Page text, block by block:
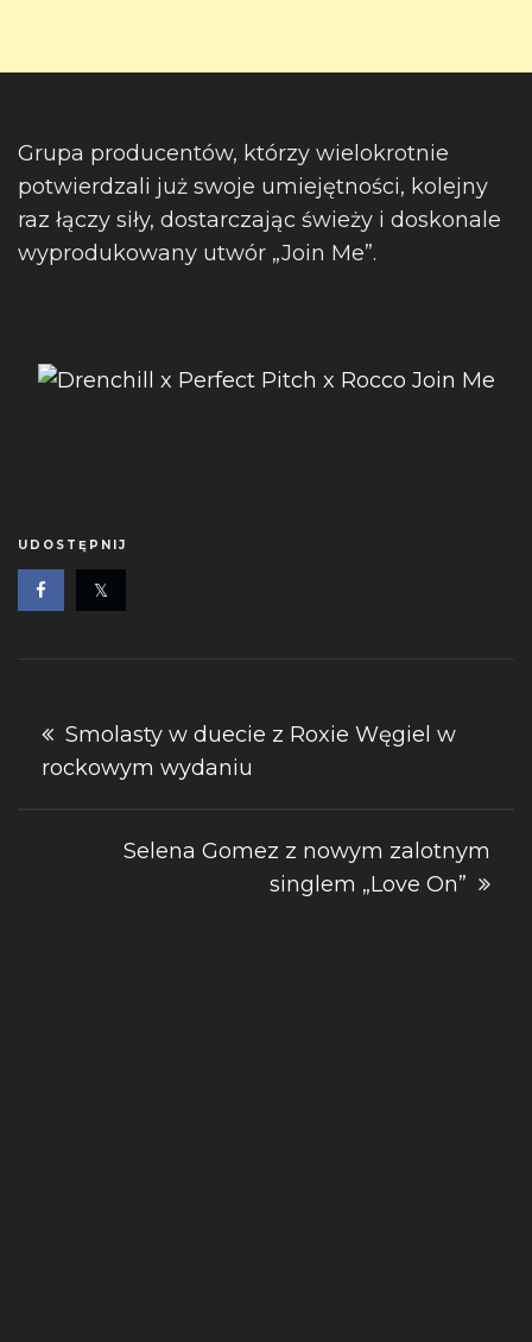
Grupa producentów, którzy wielokrotnie
potwierdzali już swoje umiejętności, kolejny
raz łączy siły, dostarczając świeży i doskonale
wyprodukowany utwór „Join Me”.
UDOSTĘPNIJ
Nawigacja
wpisu
Smolasty w duecie z Roxie Węgiel w
rockowym wydaniu
Selena Gomez z nowym zalotnym
singlem „Love On”